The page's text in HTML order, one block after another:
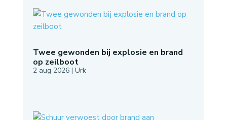
Twee gewonden bij explosie en brand
op zeilboot
2 aug 2026| Urk